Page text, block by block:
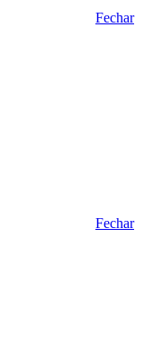
Fechar
Fechar